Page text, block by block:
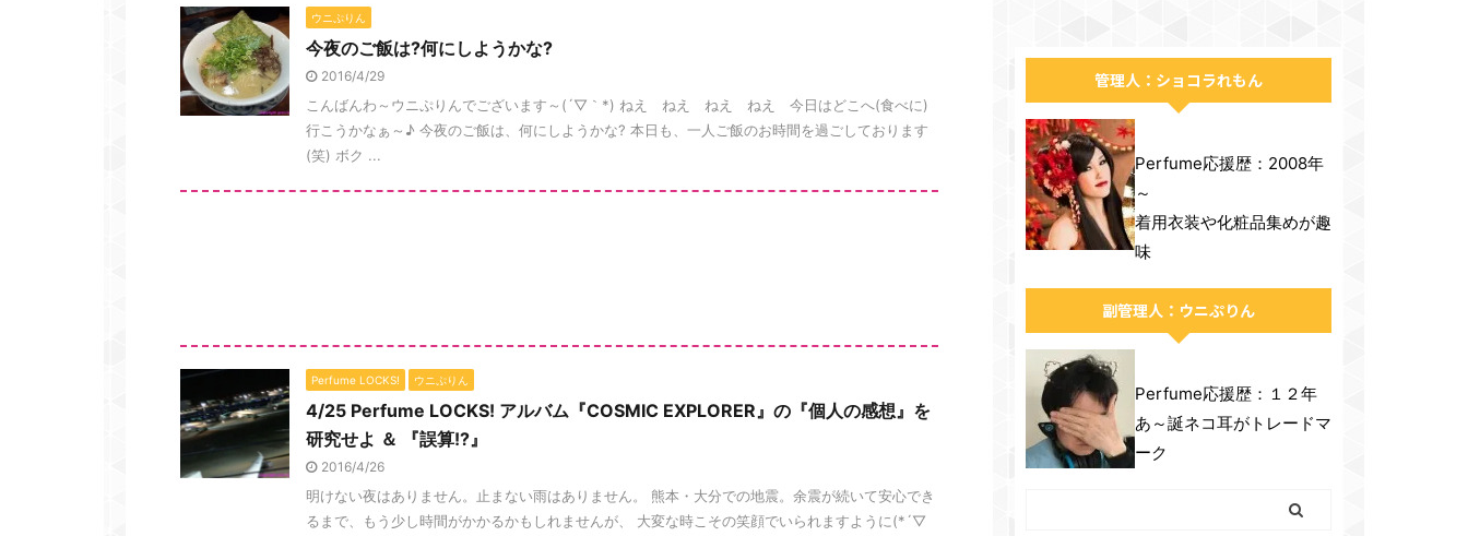
ウニぷりん
今夜のご飯は?何にしようかな?
2016/4/29
こんばんわ～ウニぷりんでございます～(´▽｀*) ねえ ねえ ねえ ねえ 今日はどこへ(食べに)
行こうかなぁ～♪ 今夜のご飯は、何にしようかな? 本日も、一人ご飯のお時間を過ごしております
(笑) ボク ...
Perfume LOCKS! ウニぷりん
4/25 Perfume LOCKS! アルバム『COSMIC EXPLORER』の『個人の感想』を
研究せよ ＆ 『誤算!?』
2016/4/26
明けない夜はありません。止まない雨はありません。 熊本・大分での地震。余震が続いて安心でき
るまで、もう少し時間がかかるかもしれませんが、 大変な時こその笑顔でいられますように(*´▽
管理人：ショコラれもん
Perfume応援歴：2008年
～
着用衣装や化粧品集めが趣
味
副管理人：ウニぷりん
Perfume応援歴：１２年
あ～誕ネコ耳がトレードマ
ーク